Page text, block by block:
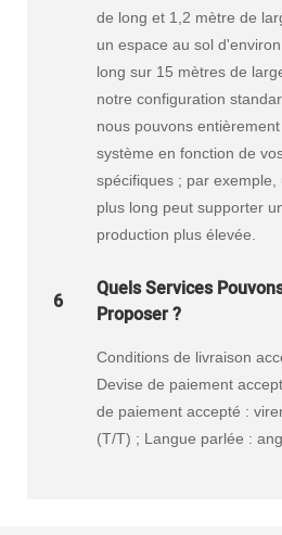
de long et 1,2 mètre de
un espace au sol
long sur 15 mètres de
notre configuration
nous pouvons
système en fonction de
spécifiques ; par exemple,
plus long peut supporter
production plus élevée.
6
Quels Services
Proposer ?
Conditions de livraison
Devise de paiement
de paiement accepté :
(T/T) ; Langue parlée :